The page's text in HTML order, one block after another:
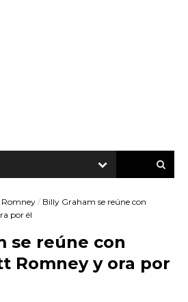
/ Billy Graham se reúne con
por él
se reúne con
Romney y ora por